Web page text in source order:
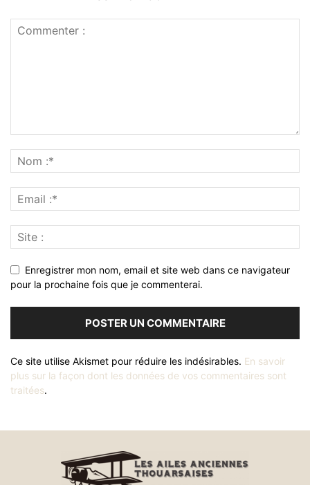
Enregistrer mon nom, email et site web dans ce navigateur
pour la prochaine fois que je commenterai.
Ce site utilise Akismet pour réduire les indésirables. En savoir
plus sur la façon dont les données de vos commentaires sont
traitées.